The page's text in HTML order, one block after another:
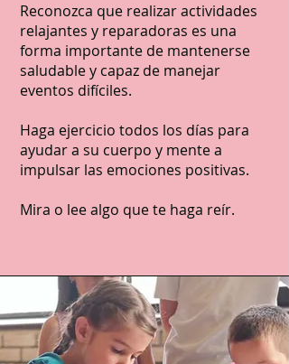
Reconozca que realizar actividades
relajantes y reparadoras es una
forma importante de mantenerse
saludable y capaz de manejar
eventos difíciles.
Haga ejercicio todos los días para
ayudar a su cuerpo y mente a
impulsar las emociones positivas.
Mira o lee algo que te haga reír.